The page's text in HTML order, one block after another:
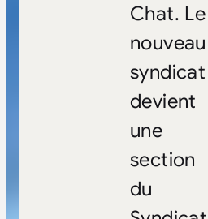
Chat. Le
nouveau
syndicat
devient
une
section
du